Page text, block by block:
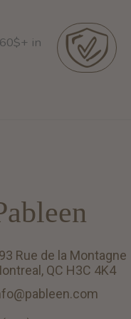
in
Rue de la Montagne
QC H3C 4K4